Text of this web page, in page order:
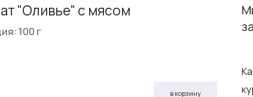
"Оливье" с мясом
100 г
в корзину